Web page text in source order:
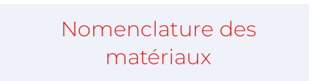
Nomenclature des
matériaux